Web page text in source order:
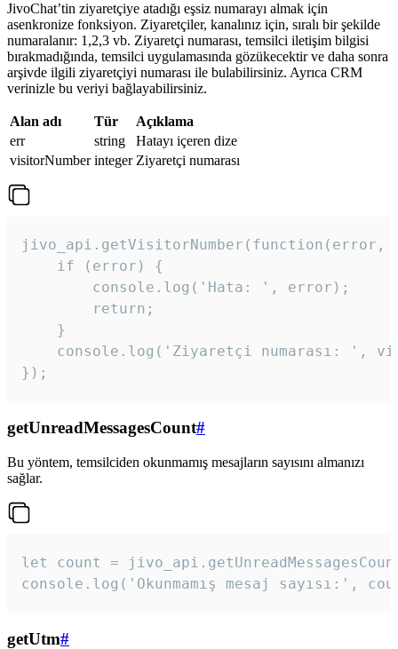
JivoChat’tin ziyaretçiye atadığı eşsiz numarayı almak için
asenkronize fonksiyon. Ziyaretçiler, kanalınız için, sıralı bir şekilde
numaralanır: 1,2,3 vb. Ziyaretçi numarası, temsilci iletişim bilgisi
bırakmadığında, temsilci uygulamasında gözükecektir ve daha sonra
arşivde ilgili ziyaretçiyi numarası ile bulabilirsiniz. Ayrıca CRM
verinizle bu veriyi bağlayabilirsiniz.
Alan adı Tür
Açıklama
err
string
Hatayı içeren dize
visitorNumber integer Ziyaretçi numarası
jivo_api.getVisitorNumber(function(error,
    if (error) {
        console.log('Hata: ', error);
        return;
    }
console.log('Ziyaretçi numarası: ',
});
getUnreadMessagesCount#
Bu yöntem, temsilciden okunmamış mesajların sayısını almanızı
sağlar.
let count =
console.log('Okunmamış mesaj sayısı:',
getUtm#